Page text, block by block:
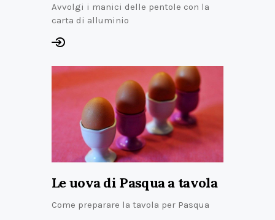
Avvolgi i manici delle pentole con la
carta di alluminio
Le uova di Pasqua a tavola
Come preparare la tavola per Pasqua